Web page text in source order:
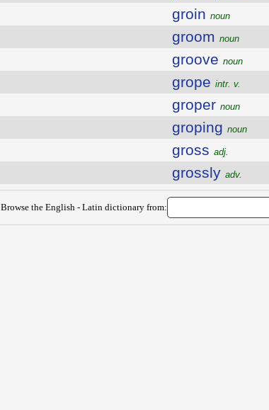
groin noun
groom noun
groove noun
grope intr. v.
groper noun
groping noun
gross adj.
grossly adv.
Browse the English - Latin dictionary from: